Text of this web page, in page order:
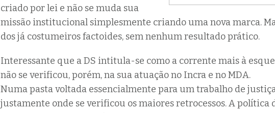
criado por lei e não se muda sua
missão institucional simplesmente criando uma nova marca.
dos já costumeiros factoides, sem nenhum resultado prático.
Interessante que a DS intitula-se como a corrente mais à
não se verificou, porém, na sua atuação no Incra e no MDA.
Numa pasta voltada essencialmente para um trabalho de
justamente onde se verificou os maiores retrocessos. A política